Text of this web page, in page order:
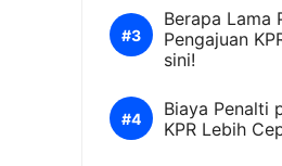
Berapa Lama
Pengajuan
sini!
Biaya Penalti
KPR Lebih